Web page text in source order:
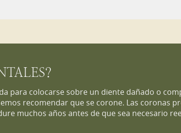
para colocarse sobre un diente dañado o
recomendar que se corone. Las coronas
muchos años antes de que sea necesario